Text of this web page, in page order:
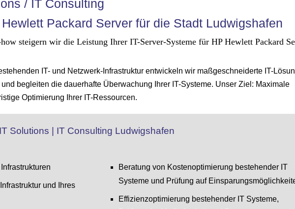
/ IT Consulting
Packard Server für die Stadt Ludwigshafen
steigern wir die Leistung Ihrer IT-Server-Systeme für HP Hewlett Packard
IT- und Netzwerk-Infrastruktur entwickeln wir maßgeschneiderte IT-
begleiten die dauerhafte Überwachung Ihrer IT-Systeme. Unser Ziel: Maximale
Optimierung Ihrer IT-Ressourcen.
Solutions | IT Consulting Ludwigshafen
und Ihres
Beratung von Kostenoptimierung bestehender IT
Systeme und Prüfung auf
Effizienzoptimierung bestehender IT Systeme,